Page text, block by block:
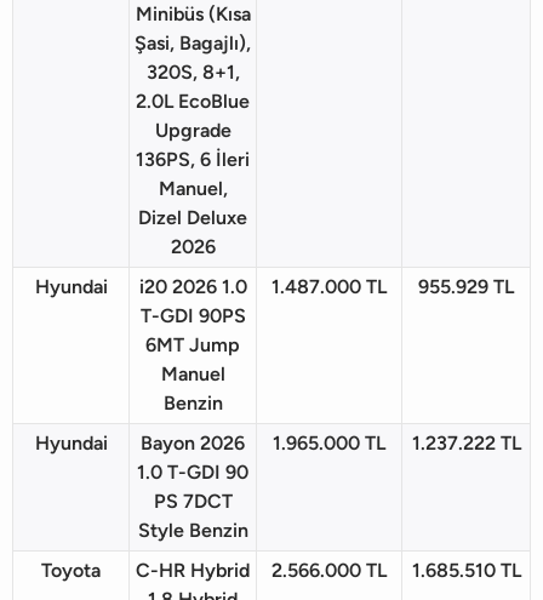
Minibüs (Kısa
Şasi, Bagajlı),
320S, 8+1,
2.0L EcoBlue
Upgrade
136PS, 6 İleri
Manuel,
Dizel Deluxe
2026
Hyundai
i20 2026 1.0
T-GDI 90PS
6MT Jump
Manuel
Benzin
1.487.000 TL 955.929 TL
Hyundai
Bayon 2026
1.0 T-GDI 90
PS 7DCT
Style Benzin
1.965.000 TL 1.237.222 TL
Toyota
C-HR Hybrid
2.566.000 TL 1.685.510 TL